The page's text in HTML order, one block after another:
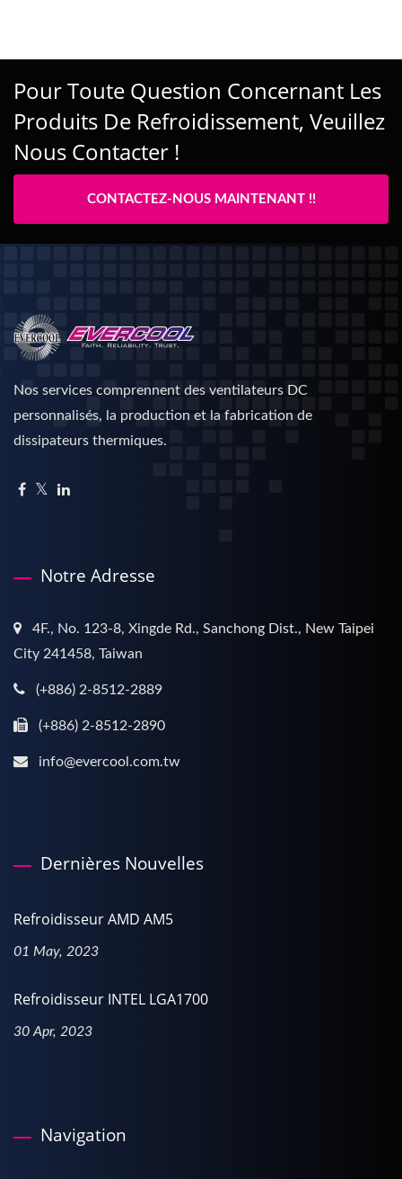
Pour Toute Question Concernant Les
Produits De Refroidissement, Veuillez
Nous Contacter !
CONTACTEZ-NOUS MAINTENANT !!
Nos services comprennent des ventilateurs DC
personnalisés, la production et la fabrication de
dissipateurs thermiques.
Notre Adresse
4F., No. 123-8, Xingde Rd., Sanchong Dist., New Taipei
City 241458, Taiwan
(+886) 2-8512-2889
(+886) 2-8512-2890
info@evercool.com.tw
Dernières Nouvelles
Refroidisseur AMD AM5
01 May, 2023
Refroidisseur INTEL LGA1700
30 Apr, 2023
Navigation